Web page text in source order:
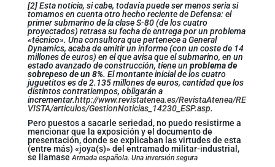
[2] Esta noticia, si cabe, todavía puede ser menos seria si
tomamos en cuenta otro hecho reciente de Defensa: el
primer submarino de la clase S-80 (de los cuatro
proyectados) retrasa su fecha de entrega por un problema
«técnico». Una consultora que pertenece a General
Dynamics, acaba de emitir un informe (con un coste de 14
millones de euros) en el que avisa que el submarino, en un
estado avanzado de construcción, tiene un problema de
sobrepeso de un 8%. El montante inicial de los cuatro
juguetitos es de 2.135 millones de euros, cantidad que los
distintos contratiempos, obligarán a
incrementar.http://www.revistatenea.es/RevistaAtenea/RE
VISTA/articulos/GestionNoticias_14230_ESP.asp.
Pero puestos a sacarle seriedad, no puedo resistirme a
mencionar que la exposición y el documento de
presentación, donde se explicaban las virtudes de esta
(entre más) «joya(s)» del entramado militar-industrial,
se llamase Armada española. Una inversión segura